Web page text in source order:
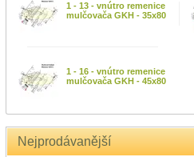
1 - 13 - vnútro remenice
mulčovača GKH - 35x80
1 - 16 - vnútro remenice
mulčovača GKH - 45x80
Nejprodávanější